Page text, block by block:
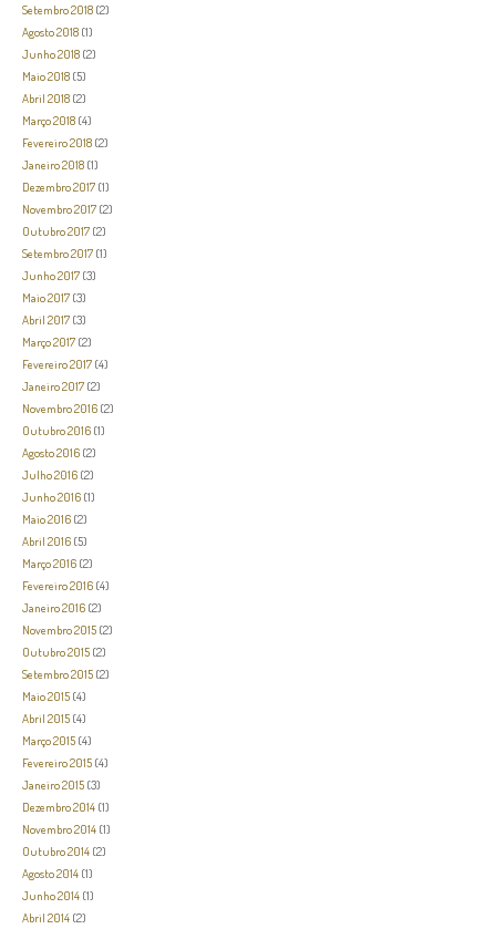
Setembro 2018 (2)
Agosto 2018 (1)
Junho 2018 (2)
Maio 2018 (5)
Abril 2018 (2)
Março 2018 (4)
Fevereiro 2018 (2)
Janeiro 2018 (1)
Dezembro 2017 (1)
Novembro 2017 (2)
Outubro 2017 (2)
Setembro 2017 (1)
Junho 2017 (3)
Maio 2017 (3)
Abril 2017 (3)
Março 2017 (2)
Fevereiro 2017 (4)
Janeiro 2017 (2)
Novembro 2016 (2)
Outubro 2016 (1)
Agosto 2016 (2)
Julho 2016 (2)
Junho 2016 (1)
Maio 2016 (2)
Abril 2016 (5)
Março 2016 (2)
Fevereiro 2016 (4)
Janeiro 2016 (2)
Novembro 2015 (2)
Outubro 2015 (2)
Setembro 2015 (2)
Maio 2015 (4)
Abril 2015 (4)
Março 2015 (4)
Fevereiro 2015 (4)
Janeiro 2015 (3)
Dezembro 2014 (1)
Novembro 2014 (1)
Outubro 2014 (2)
Agosto 2014 (1)
Junho 2014 (1)
Abril 2014 (2)